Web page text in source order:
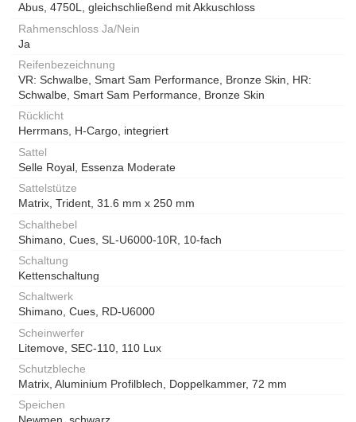
Abus, 4750L, gleichschließend mit Akkuschloss
Rahmenschloss Ja/Nein
Ja
Reifenbezeichnung
VR: Schwalbe, Smart Sam Performance, Bronze Skin, HR:
Schwalbe, Smart Sam Performance, Bronze Skin
Rücklicht
Herrmans, H-Cargo, integriert
Sattel
Selle Royal, Essenza Moderate
Sattelstütze
Matrix, Trident, 31.6 mm x 250 mm
Schalthebel
Shimano, Cues, SL-U6000-10R, 10-fach
Schaltung
Kettenschaltung
Schaltwerk
Shimano, Cues, RD-U6000
Scheinwerfer
Litemove, SEC-110, 110 Lux
Schutzbleche
Matrix, Aluminium Profilblech, Doppelkammer, 72 mm
Speichen